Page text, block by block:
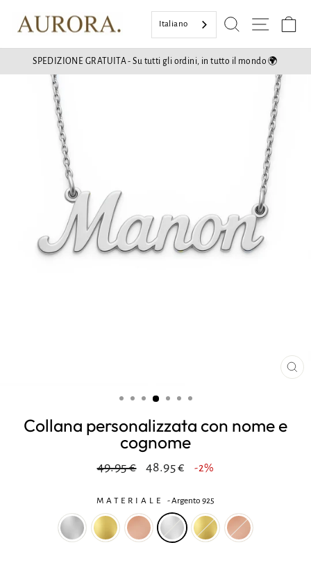
Italiano Ricerca
Mostra
SPEDIZIONE GRATUITA - Su tutti gli ordini, in tutto il mondo 🌍
Collana personalizzata con nome e
cognome
Prezzo
49.95 € Riduzione
48.95 € -2%
MATERIALE -Argento 925